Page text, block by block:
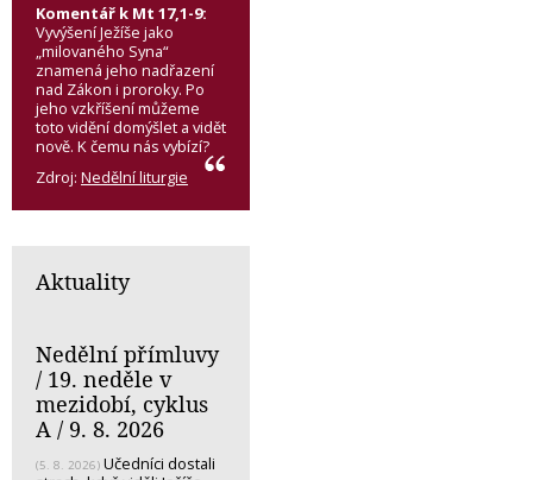
Komentář k Mt 17,1-9:
Vyvýšení Ježíše jako
„milovaného Syna“
znamená jeho nadřazení
nad Zákon i proroky. Po
jeho vzkříšení můžeme
toto vidění domýšlet a vidět
nově. K čemu nás vybízí?
Zdroj: Nedělní liturgie
Aktuality
Nedělní přímluvy
/ 19. neděle v
mezidobí, cyklus
A / 9. 8. 2026
(5. 8. 2026) Učedníci dostali